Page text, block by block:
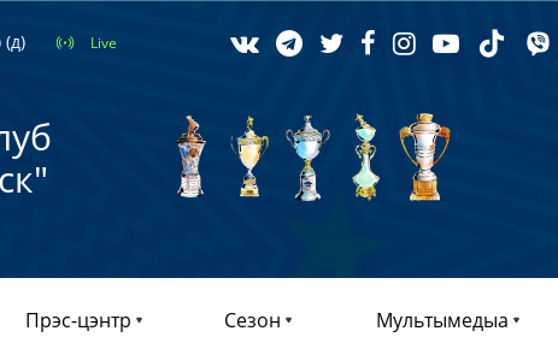
(д) Live
Прэс-цэнтр Сезон Мультымедыа